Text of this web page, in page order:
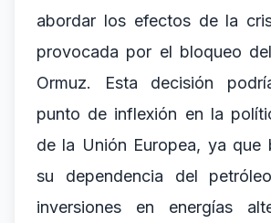
abordar los efectos de la
provocada por el bloqueo
Ormuz. Esta decisión
punto de inflexión en la
de la Unión Europea, ya que
su dependencia del
inversiones en energías